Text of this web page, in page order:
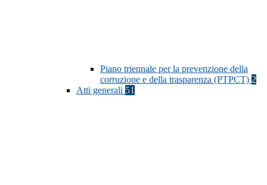
Piano triennale per la prevenzione della
corruzione e della trasparenza (PTPCT) 2
Atti generali 51